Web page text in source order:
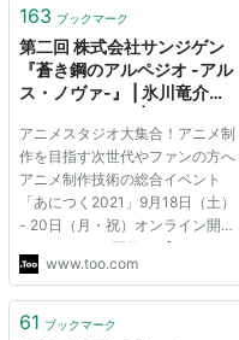
163 ブックマーク
第二回 株式会社サンジゲン
『蒼き鋼のアルペジオ -アル
ス・ノヴァ-』 | 氷川竜介の
アニメスタジオ大集合！アニメ制
作を目指す次世代やファンの方へ
アニメ制作技術の総合イベント
「あにつく2021」9月18日（土）
- 20日（月・祝）オンライン開催
（2021/08/25配信） 【オンライ
ンLIVE配信セミナー】「KeyShot
ごと実演！KeyShot紹介ウェビナ
www.too.com
61 ブックマーク